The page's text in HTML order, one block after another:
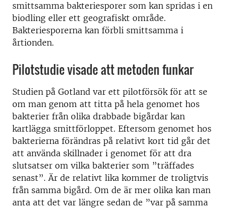
smittsamma bakteriesporer som kan spridas i en
biodling eller ett geografiskt område.
Bakteriesporerna kan förbli smittsamma i
årtionden.
Pilotstudie visade att metoden funkar
Studien på Gotland var ett pilotförsök för att se
om man genom att titta på hela genomet hos
bakterier från olika drabbade bigårdar kan
kartlägga smittförloppet. Eftersom genomet hos
bakterierna förändras på relativt kort tid går det
att använda skillnader i genomet för att dra
slutsatser om vilka bakterier som ”träffades
senast”. Är de relativt lika kommer de troligtvis
från samma bigård. Om de är mer olika kan man
anta att det var längre sedan de ”var på samma